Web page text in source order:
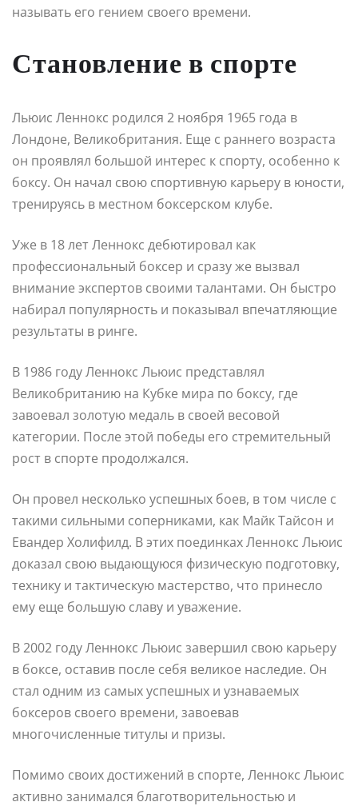
называть его гением своего времени.
Становление в спорте
Льюис Леннокс родился 2 ноября 1965 года в
Лондоне, Великобритания. Еще с раннего возраста
он проявлял большой интерес к спорту, особенно к
боксу. Он начал свою спортивную карьеру в юности,
тренируясь в местном боксерском клубе.
Уже в 18 лет Леннокс дебютировал как
профессиональный боксер и сразу же вызвал
внимание экспертов своими талантами. Он быстро
набирал популярность и показывал впечатляющие
результаты в ринге.
В 1986 году Леннокс Льюис представлял
Великобританию на Кубке мира по боксу, где
завоевал золотую медаль в своей весовой
категории. После этой победы его стремительный
рост в спорте продолжался.
Он провел несколько успешных боев, в том числе с
такими сильными соперниками, как Майк Тайсон и
Евандер Холифилд. В этих поединках Леннокс Льюис
доказал свою выдающуюся физическую подготовку,
технику и тактическую мастерство, что принесло
ему еще большую славу и уважение.
В 2002 году Леннокс Льюис завершил свою карьеру
в боксе, оставив после себя великое наследие. Он
стал одним из самых успешных и узнаваемых
боксеров своего времени, завоевав
многочисленные титулы и призы.
Помимо своих достижений в спорте, Леннокс Льюис
активно занимался благотворительностью и